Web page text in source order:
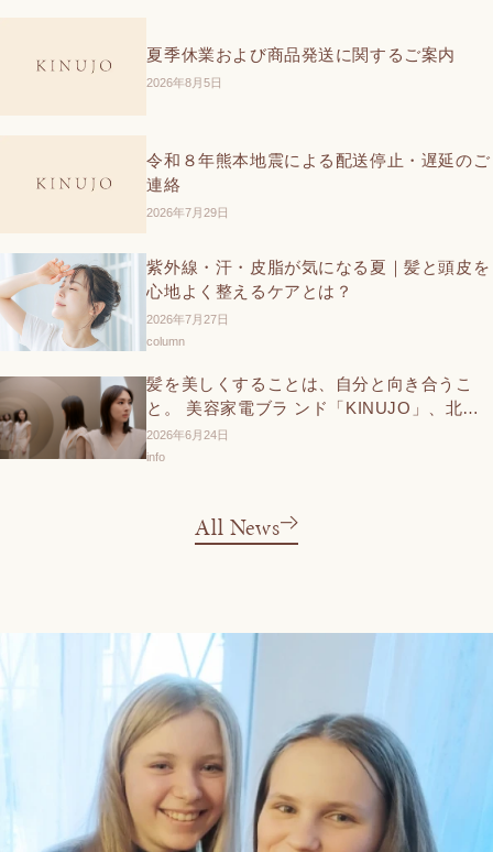
夏季休業および商品発送に関するご案内
2026年8月5日
令和８年熊本地震による配送停止・遅延のご
連絡
2026年7月29日
紫外線・汗・皮脂が気になる夏｜髪と頭皮を
心地よく整えるケアとは？
2026年7月27日
column
髪を美しくすることは、自分と向き合うこ
と。 美容家電ブラ ンド「KINUJO」、北川
景子さん出演の新TVCMと交通広告を6 月27
日（土）より展開
2026年6月24日
info
All News